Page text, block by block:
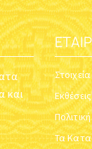
και
Εκθέσεις
Τα